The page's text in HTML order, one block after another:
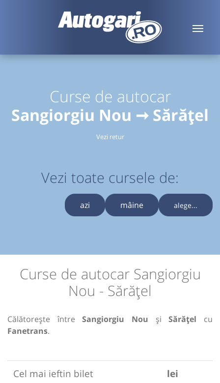
Curse de autocar
Sangiorgiu Nou ➞ Sărățel
Vezi retur
Vezi toate cursele de:
azi mâine alege...
Curse de autocar Sangiorgiu
Nou - Sărățel
Călătorește întreSangiorgiu Nou șiSărățel cu
Fanetrans.
Cel mai ieftin bilet
lei